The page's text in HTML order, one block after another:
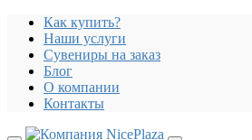
Как купить?
Наши услуги
Сувениры на заказ
Блог
О компании
Контакты